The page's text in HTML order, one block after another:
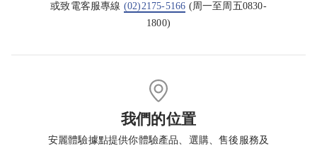
或致電客服專線 (02)2175-5166 (周一至周五0830-
1800)
我們的位置
安麗體驗據點提供你體驗產品、選購、售後服務及